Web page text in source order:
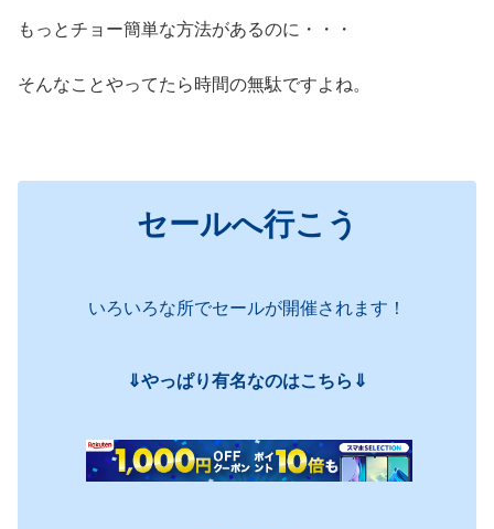
もっとチョー簡単な方法があるのに・・・
そんなことやってたら時間の無駄ですよね。
セールへ行こう
いろいろな所でセールが開催されます！
⇓やっぱり有名なのはこちら⇓